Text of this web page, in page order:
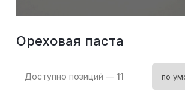
Ореховая паста
Доступно позиций — 11